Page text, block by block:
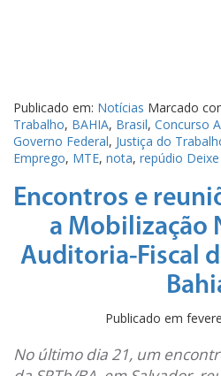
Publicado em: Notícias Marcado
Trabalho, BAHIA, Brasil, Concurso
Governo Federal, Justiça do
Emprego, MTE, nota, repúdio
Encontros e
a Mobilização
Auditoria-Fiscal
Publicado em
No último dia 21, um